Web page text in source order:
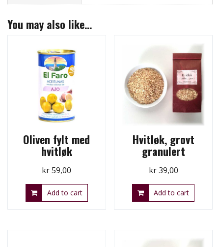
You may also like…
Oliven fylt med
hvitløk
kr59,00
Add to cart
Hvitløk, grovt
granulert
kr39,00
Add to cart